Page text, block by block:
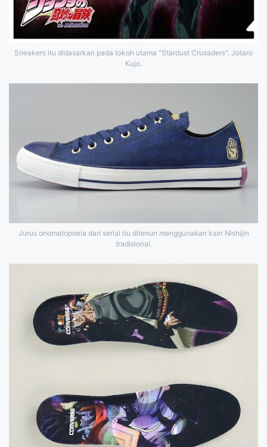
Sneakers itu didasarkan pada tokoh utama "Stardust Crusaders", Jotaro
Kujo.
Jurus onomatopoeia dari serial itu ditenun menggunakan kain Nishijin
tradisional.